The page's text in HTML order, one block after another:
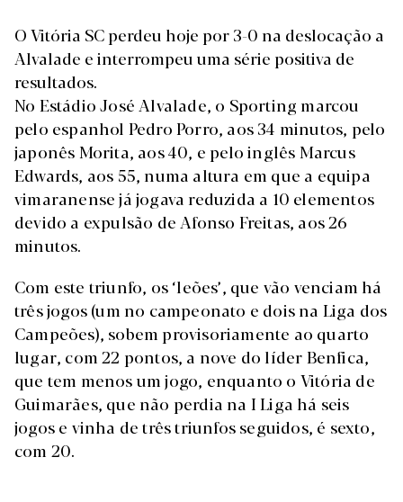
O Vitória SC perdeu hoje por 3-0 na deslocação a
Alvalade e interrompeu uma série positiva de
resultados.
No Estádio José Alvalade, o Sporting marcou
pelo espanhol Pedro Porro, aos 34 minutos, pelo
japonês Morita, aos 40, e pelo inglês Marcus
Edwards, aos 55, numa altura em que a equipa
vimaranense já jogava reduzida a 10 elementos
devido a expulsão de Afonso Freitas, aos 26
minutos.
Com este triunfo, os ‘leões’, que vão venciam há
três jogos (um no campeonato e dois na Liga dos
Campeões), sobem provisoriamente ao quarto
lugar, com 22 pontos, a nove do líder Benfica,
que tem menos um jogo, enquanto o Vitória de
Guimarães, que não perdia na I Liga há seis
jogos e vinha de três triunfos seguidos, é sexto,
com 20.